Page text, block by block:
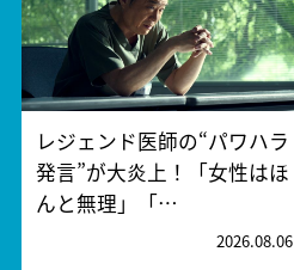
レジェンド医師の“パワハラ
発言”が大炎上！「女性はほ
んと無理」「…
2026.08.06